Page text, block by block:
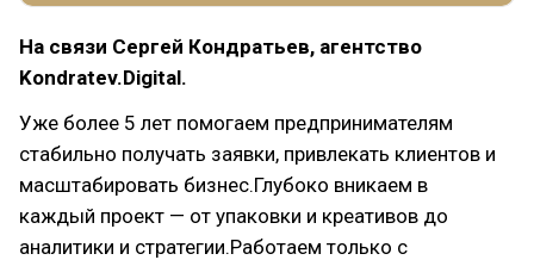
На связи Сергей Кондратьев, агентство
Kondratev.Digital.
Уже более 5 лет помогаем предпринимателям
стабильно получать заявки, привлекать клиентов и
масштабировать бизнес.Глубоко вникаем в
каждый проект — от упаковки и креативов до
аналитики и стратегии.Работаем только с